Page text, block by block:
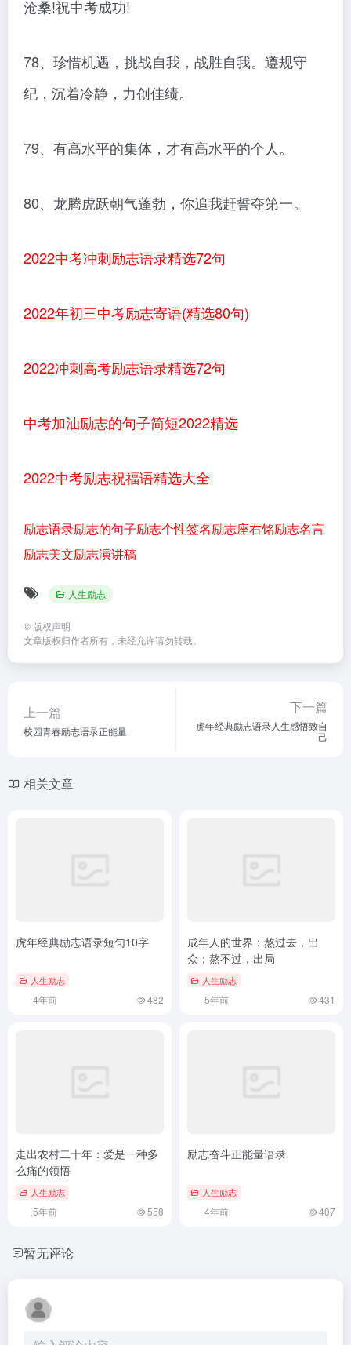
沧桑!祝中考成功!
78、珍惜机遇，挑战自我，战胜自我。遵规守
纪，沉着冷静，力创佳绩。
79、有高水平的集体，才有高水平的个人。
80、龙腾虎跃朝气蓬勃，你追我赶誓夺第一。
2022中考冲刺励志语录精选72句
2022年初三中考励志寄语(精选80句)
2022冲刺高考励志语录精选72句
中考加油励志的句子简短2022精选
2022中考励志祝福语精选大全
励志语录励志的句子励志个性签名励志座右铭励志名言
励志美文励志演讲稿
人生励志
© 版权声明
文章版权归作者所有，未经允许请勿转载。
上一篇
校园青春励志语录正能量
下一篇
虎年经典励志语录人生感悟致自
己
相关文章
虎年经典励志语录短句10字
人生励志
4年前 482
成年人的世界：熬过去，出
众；熬不过，出局
人生励志
5年前 431
走出农村二十年：爱是一种多
么痛的领悟
人生励志
5年前 558
励志奋斗正能量语录
人生励志
4年前 407
暂无评论